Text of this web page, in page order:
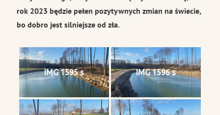
rok 2023 będzie pełen pozytywnych zmian na świecie,
bo dobro jest silniejsze od zła.
IMG 1595 s IMG 1596 s